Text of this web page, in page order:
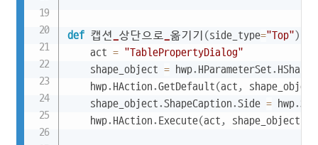
def 캡션 상단으로 옮기기 (side_type="Top")
    act
= "TablePropertyDialog"
    shape_object
= hwp. HParameterSet.
    hwp
. HAction.GetDefault(act , shape_object
    shape_object
.ShapeCaption.Side = hwp.
    hwp
. HAction. Execute(act , shape_object